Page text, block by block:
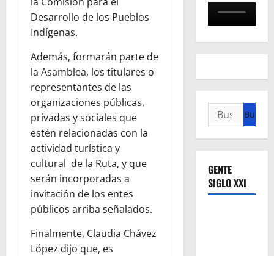
Desarrollo de los Pueblos
Indígenas.
Además, formarán parte de
la Asamblea, los titulares o
representantes de las
organizaciones públicas,
privadas y sociales que
estén relacionadas con la
actividad turística y
cultural de la Ruta, y que
serán incorporadas a
invitación de los entes
públicos arriba señalados.
Finalmente, Claudia Chávez
López dijo que, es
Buscar:
GENTE
SIGLO XXI